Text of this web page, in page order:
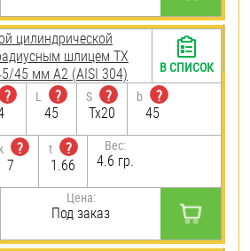
цилиндрической
шлицем TX
45 мм А2 (AISI 304)
?
L
?
45
S
?
Tx20
b
?
45
?
7
t
?
1.66
Вес:
4.6 гр.
Цена:
Под заказ
В СПИСОК